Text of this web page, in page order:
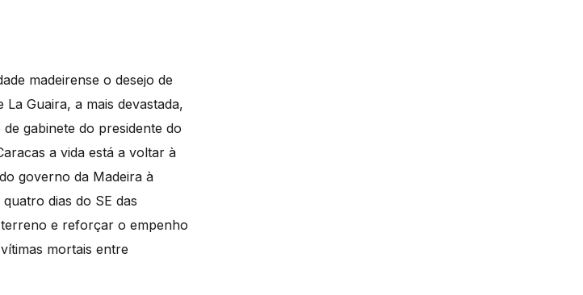
madeirense o desejo de
Guaira, a mais devastada,
gabinete do presidente do
a vida está a voltar à
governo da Madeira à
dias do SE das
terreno e reforçar o empenho
mortais entre